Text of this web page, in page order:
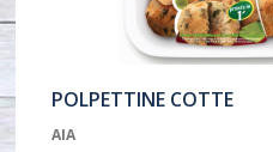
POLPETTINE COTTE
AIA